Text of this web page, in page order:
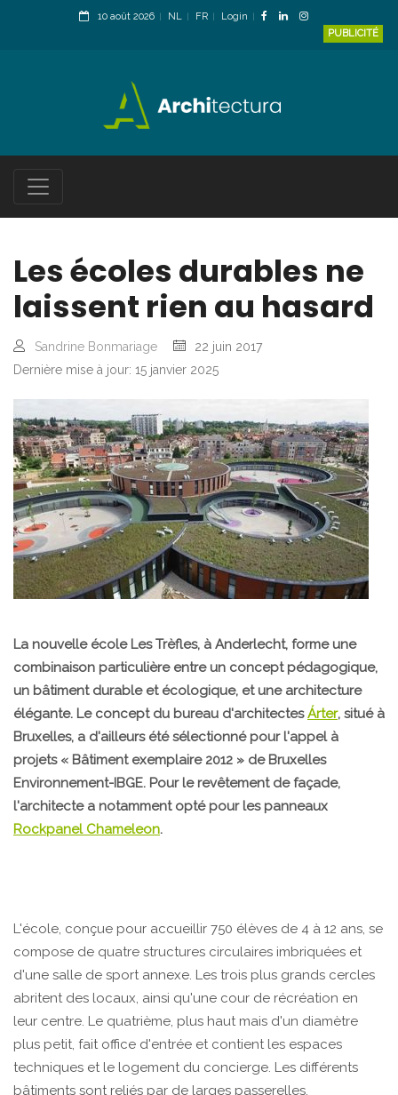
10 août 2026 NL FR
Login
PUBLICITÉ
Les écoles durables ne
laissent rien au hasard
Sandrine Bonmariage
22 juin 2017
Dernière mise à jour: 15 janvier 2025
La nouvelle école Les Trèfles, à Anderlecht, forme une
combinaison particulière entre un concept pédagogique,
un bâtiment durable et écologique, et une architecture
élégante. Le concept du bureau d'architectesÁrter, situé à
Bruxelles, a d'ailleurs été sélectionné pour l'appel à
projets « Bâtiment exemplaire 2012 » de Bruxelles
Environnement-IBGE. Pour le revêtement de façade,
l'architecte a notamment opté pour les panneaux
Rockpanel Chameleon.
L'école, conçue pour accueillir 750 élèves de 4 à 12 ans, se
compose de quatre structures circulaires imbriquées et
d'une salle de sport annexe. Les trois plus grands cercles
abritent des locaux, ainsi qu'une cour de récréation en
leur centre. Le quatrième, plus haut mais d'un diamètre
plus petit, fait office d'entrée et contient les espaces
techniques et le logement du concierge. Les différents
bâtiments sont reliés par de larges passerelles.